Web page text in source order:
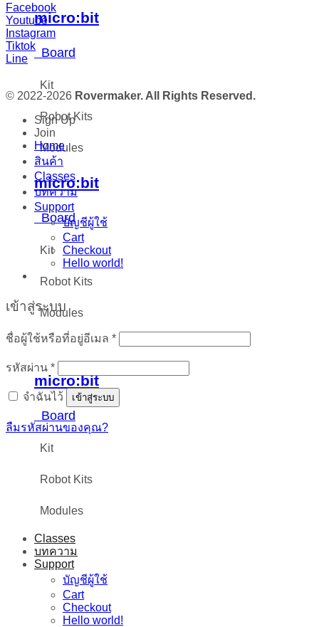
micro:bit
Board
Kit
Robot Kits
Modules
micro:bit
Board
Kit
Robot Kits
Modules
micro:bit
Board
Kit
Robot Kits
Modules
Classes
บทความ
Support
บัญชีผู้ใช้
Cart
Checkout
Hello world!
Facebook
Youtube
Instagram
Tiktok
Line
© 2022-2026 Rovermaker. All Rights Reserved.
Sign Up
Join
Home
สินค้า
Classes
บทความ
Support
บัญชีผู้ใช้
Cart
Checkout
Hello world!
เข้าสู่ระบบ
ชื่อผู้ใช้หรือที่อยู่อีเมล *ต้องการ
รหัสผ่าน *ต้องการ
จำฉันไว้ เข้าสู่ระบบ
ลืมรหัสผ่านของคุณ?